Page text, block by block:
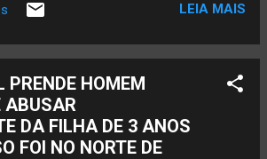
LEIA MAIS
PRENDE HOMEM
ABUSAR
DA FILHA DE 3 ANOS
FOI NO NORTE DE